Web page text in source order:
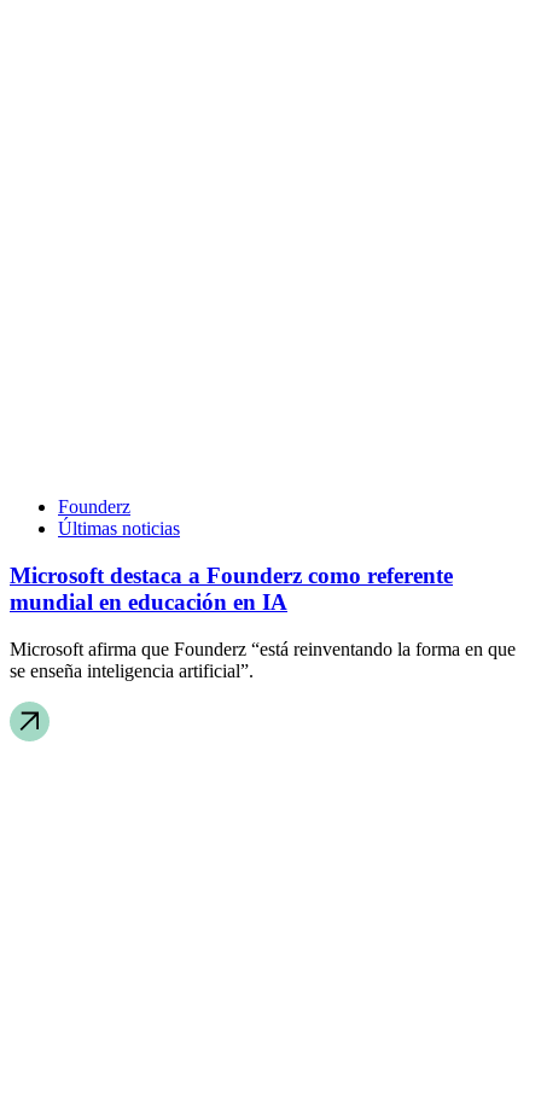
Founderz
Últimas noticias
Microsoft destaca a Founderz como referente
mundial en educación en IA
Microsoft afirma que Founderz “está reinventando la forma en que
se enseña inteligencia artificial”.